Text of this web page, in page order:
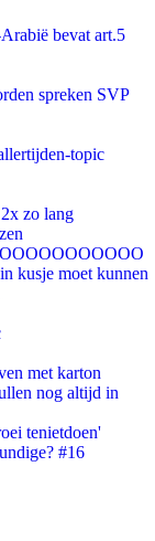
bevat art.5
spreken SVP
topic
zo lang
kusje moet kunnen
met karton
nog altijd in
tenietdoen'
#16